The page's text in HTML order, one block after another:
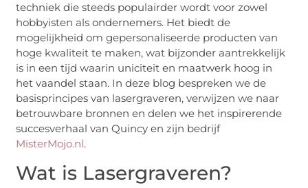
techniek die steeds populairder wordt voor zowel
hobbyisten als ondernemers. Het biedt de
mogelijkheid om gepersonaliseerde producten van
hoge kwaliteit te maken, wat bijzonder aantrekkelijk
is in een tijd waarin uniciteit en maatwerk hoog in
het vaandel staan. In deze blog bespreken we de
basisprincipes van lasergraveren, verwijzen we naar
betrouwbare bronnen en delen we het inspirerende
succesverhaal van Quincy en zijn bedrijf
MisterMojo.nl.
Wat is Lasergraveren?